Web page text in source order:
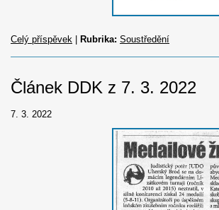
Celý příspěvek Rubrika: Soustředění
Článek DDK z 7. 3. 2022
7. 3. 2022